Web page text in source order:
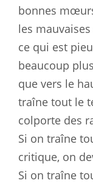
bonnes
les
ce qui est
beaucoup
que vers le
traîne tout le
colporte des
Si on traîne
critique, on
Si on traîne